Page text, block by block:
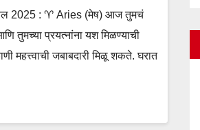
2025 : ♈ Aries (मेष) आज तुमचं
तुमच्या प्रयत्नांना यश मिळण्याची
महत्त्वाची जबाबदारी मिळू शकते. घरात